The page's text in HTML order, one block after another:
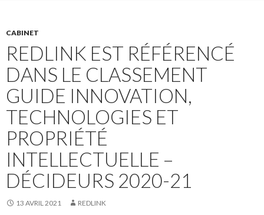
CABINET
REDLINK EST RÉFÉRENCÉ
DANS LE CLASSEMENT
GUIDE INNOVATION,
TECHNOLOGIES ET
PROPRIÉTÉ
INTELLECTUELLE –
DÉCIDEURS 2020-21
13 AVRIL 2021 REDLINK